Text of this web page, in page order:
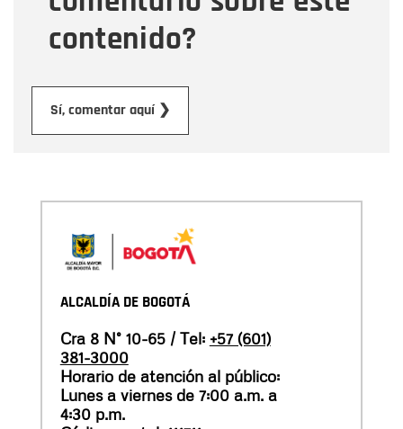
contenido?
Sí, comentar aquí ❯
ALCALDÍA DE BOGOTÁ
Cra 8 N° 10-65 / Tel: +57 (601)
381-3000
Horario de atención al público:
Lunes a viernes de 7:00 a.m. a
4:30 p.m.